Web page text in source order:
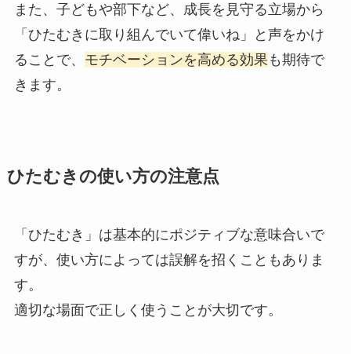
また、子どもや部下など、成長を見守る立場から
「ひたむきに取り組んでいて偉いね」と声をかけ
ることで、 モチベーションを高める効果 も期待で
きます。
ひたむきの使い方の注意点
「ひたむき」は基本的にポジティブな意味合いで
すが、使い方によっては誤解を招くこともありま
す。
適切な場面で正しく使うことが大切です。